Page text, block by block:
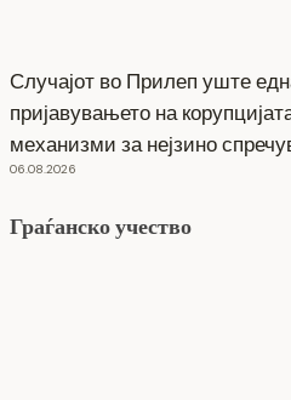
Случајот во Прилеп уште
пријавувањето на
механизми за нејзино
06.08.2026
Граѓанско учество